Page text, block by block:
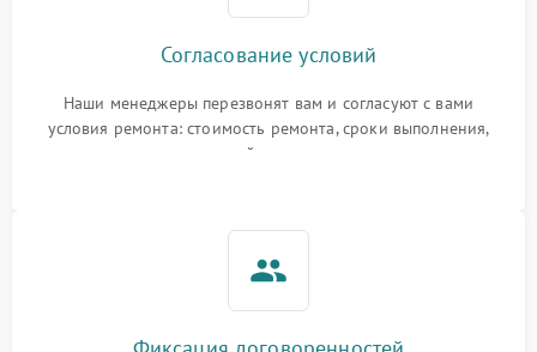
Согласование условий
Наши менеджеры перезвонят вам и согласуют с вами
условия ремонта: стоимость ремонта, сроки выполнения,
гарантийные условия